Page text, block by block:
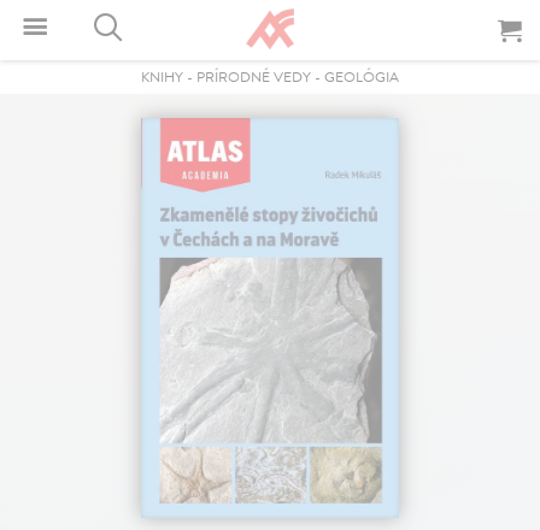
KNIHY - PRÍRODNÉ VEDY - GEOLÓGIA